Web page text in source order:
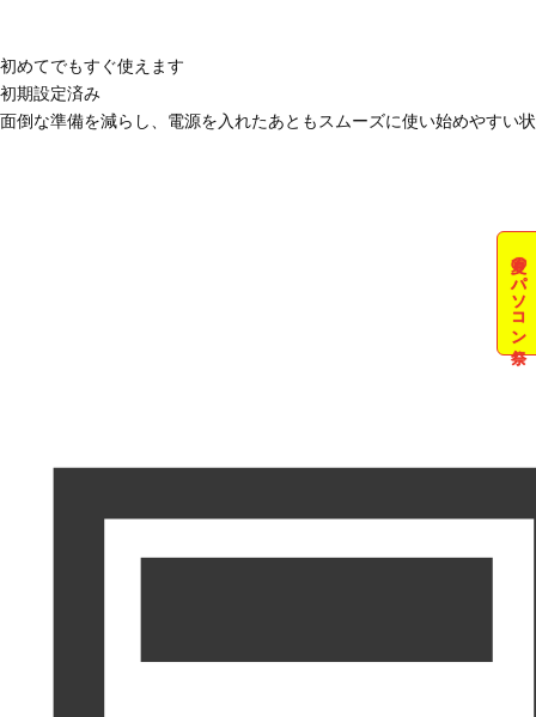
夏のパソコン祭
初めてでもすぐ使えます
初期設定済み
面倒な準備を減らし、電源を入れたあともスムーズに使い始めやすい